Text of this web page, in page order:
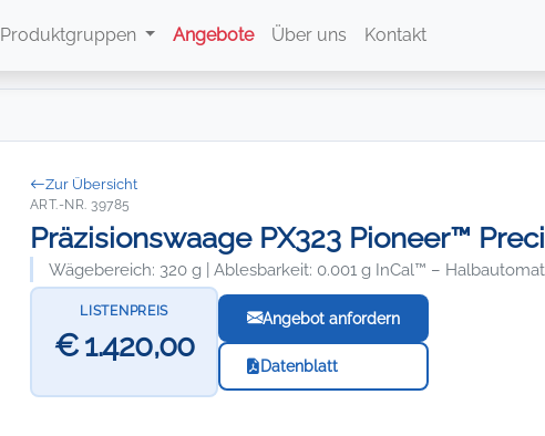
Produktgruppen Angebote Über uns Kontakt
Zur Übersicht
ART.-NR. 39785
Präzisionswaage PX323 Pioneer™
Wägebereich: 320 g | Ablesbarkeit: 0.001 g InCal™ –
LISTENPREIS
€ 1.420,00
Angebot anfordern
Datenblatt